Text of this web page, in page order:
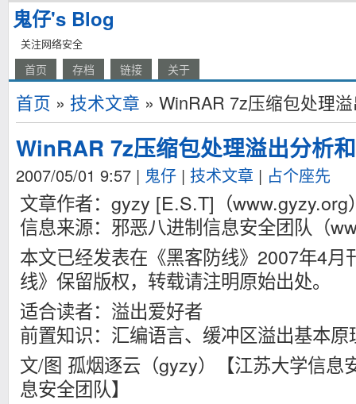
鬼仔's Blog
关注网络安全
首页 存档 链接 关于
首页 » 技术文章 » WinRAR 7z压缩包处理
WinRAR 7z压缩包处理溢出分析
2007/05/01 9:57 | 鬼仔 | 技术文章 | 占个座先
文章作者：gyzy [E.S.T]（www.gyzy.org
信息来源：邪恶八进制信息安全团队（
本文已经发表在《黑客防线》2007年4月
线》保留版权，转载请注明原始出处。
适合读者：溢出爱好者
前置知识：汇编语言、缓冲区溢出基本原
文/图 孤烟逐云（gyzy）【江苏大学信息
息安全团队】